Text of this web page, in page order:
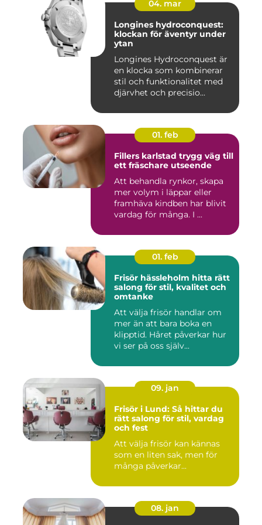
04. mar
Longines hydroconquest:
klockan för äventyr under
ytan
Longines Hydroconquest är
en klocka som kombinerar
stil och funktionalitet med
djärvhet och precisio...
01. feb
Fillers karlstad trygg väg till
ett fräschare utseende
Att behandla rynkor, skapa
mer volym i läppar eller
framhäva kindben har blivit
vardag för många. I ...
01. feb
Frisör hässleholm hitta rätt
salong för stil, kvalitet och
omtanke
Att välja frisör handlar om
mer än att bara boka en
klipptid. Håret påverkar hur
vi ser på oss själv...
09. jan
Frisör i Lund: Så hittar du
rätt salong för stil, vardag
och fest
Att välja frisör kan kännas
som en liten sak, men för
många påverkar...
08. jan